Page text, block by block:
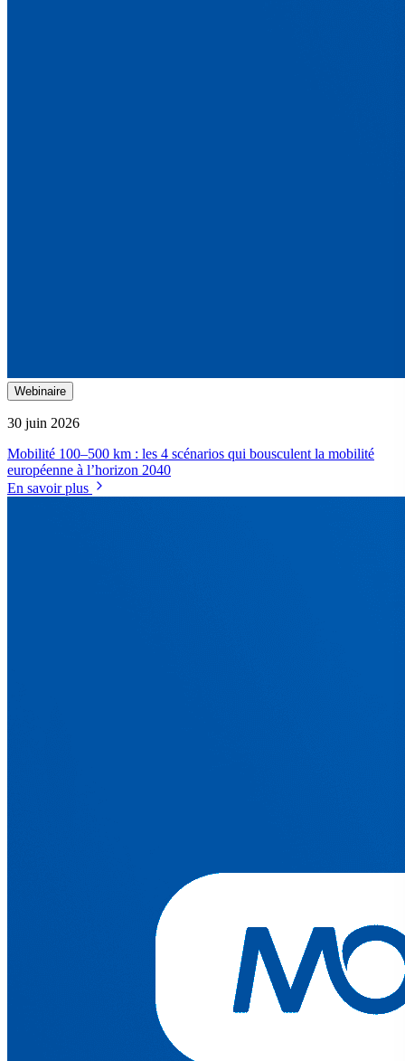
Webinaire
30 juin 2026
Mobilité 100–500 km : les 4 scénarios qui bousculent la mobilité
européenne à l’horizon 2040
En savoir plus